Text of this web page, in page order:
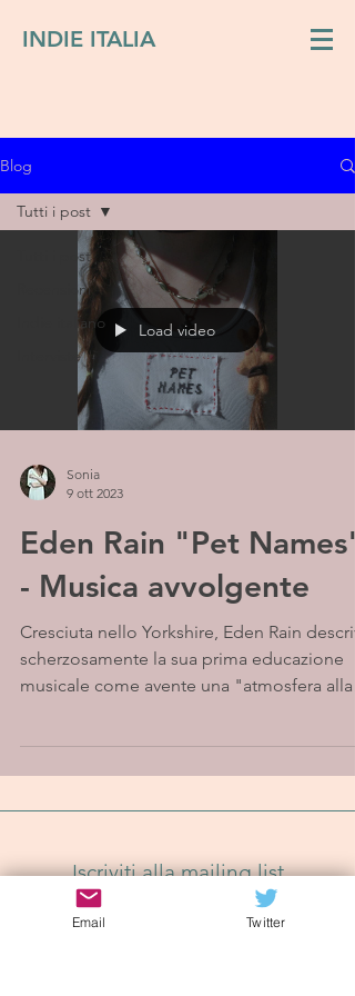
INDIE ITALIA
Blog
Tutti i post
Recensioni
Indie italiano
Interviste
Tutti i post
Load video
Sonia
9 ott 2023
Eden Rain "Pet Names"
- Musica avvolgente
Cresciuta nello Yorkshire, Eden Rain
scherzosamente la sua prima educazione
musicale come avente una "atmosfera alla
Iscriviti alla mailing list
Email Twitter